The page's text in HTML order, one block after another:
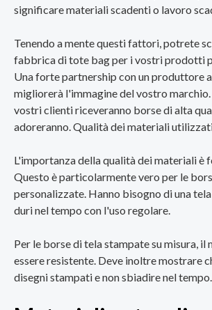
significare materiali scadenti o lavoro
Tenendo a mente questi fattori, potrete
fabbrica di tote bag per i vostri prodotti
Una forte partnership con un produttore
migliorerà l'immagine del vostro
vostri clienti riceveranno borse di alta
adoreranno. Qualità dei materiali
L'importanza della qualità dei materiali è
Questo è particolarmente vero per le
personalizzate. Hanno bisogno di una
duri nel tempo con l'uso regolare.
Per le borse di tela stampate su misura, il
essere resistente. Deve inoltre mostrare
disegni stampati e non sbiadire nel tempo.